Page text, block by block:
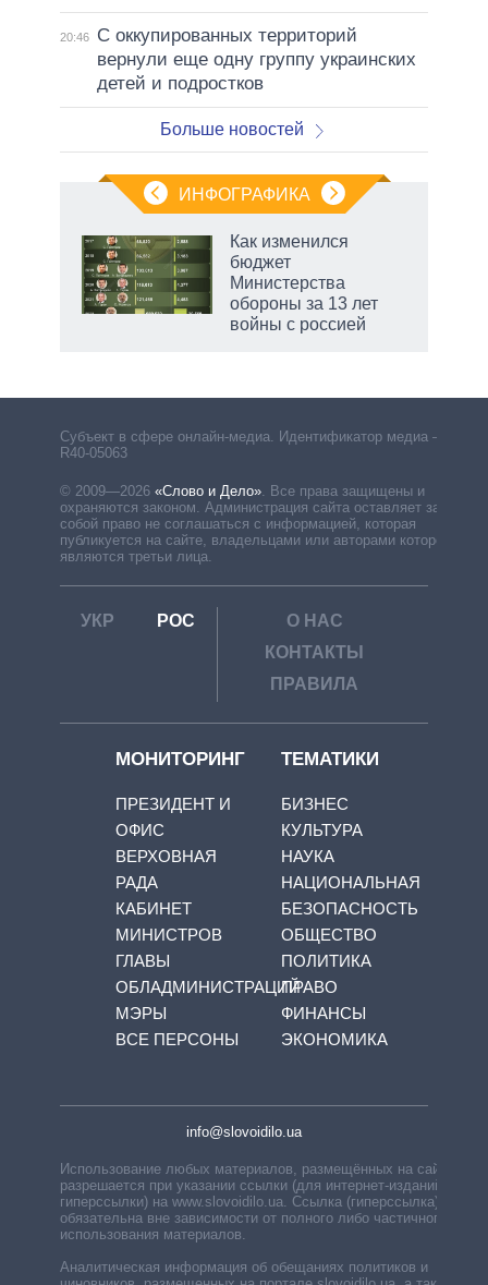
20:46
С оккупированных территорий
вернули еще одну группу украинских
детей и подростков
Больше новостей
ИНФОГРАФИКА
Как изменился
бюджет
Министерства
обороны за 13 лет
войны с россией
Субъект в сфере онлайн-медиа. Идентификатор медиа –
R40-05063
© 2009—2026 «Слово и Дело» Все права защищены и
охраняются законом. Администрация сайта оставляет за
собой право не соглашаться с информацией, которая
публикуется на сайте, владельцами или авторами которой
являются третьи лица.
УКР РОС
О НАС
КОНТАКТЫ
ПРАВИЛА
МОНИТОРИНГ
ПРЕЗИДЕНТ И
ОФИС
ВЕРХОВНАЯ
РАДА
КАБИНЕТ
МИНИСТРОВ
ГЛАВЫ
ОБЛАДМИНИСТРАЦИЙ
МЭРЫ
ВСЕ ПЕРСОНЫ
ТЕМАТИКИ
БИЗНЕС
КУЛЬТУРА
НАУКА
НАЦИОНАЛЬНАЯ
БЕЗОПАСНОСТЬ
ОБЩЕСТВО
ПОЛИТИКА
ПРАВО
ФИНАНСЫ
ЭКОНОМИКА
info@slovoidilo.ua
Использование любых материалов, размещённых на сайте,
разрешается при указании ссылки (для интернет-изданий —
гиперссылки) на www.slovoidilo.ua. Ссылка (гиперссылка)
обязательна вне зависимости от полного либо частичного
использования материалов.
Аналитическая информация об обещаниях политиков и